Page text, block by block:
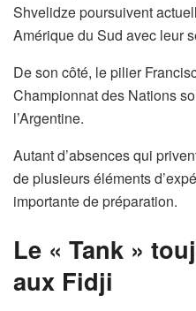
Shvelidze poursuivent
Amérique du Sud avec leur
De son côté, le pilier
Championnat des Nations
l’Argentine.
Autant d’absences qui
de plusieurs éléments
importante de préparation.
Le « Tank »
aux Fidji